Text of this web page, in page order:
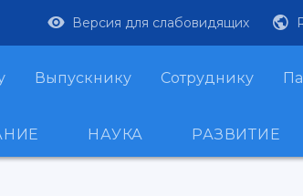
Версия для слабовидящих
Выпускнику Сотруднику
НАУКА РАЗВИТИЕ